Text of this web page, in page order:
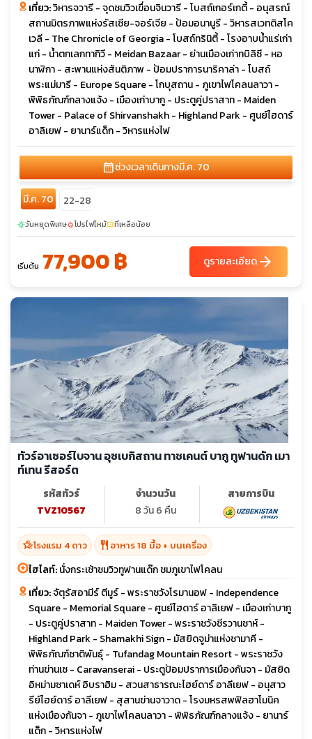
เที่ยว:วิหารจวารี - จุดชมวิวเขื่อนจินวารี - โบสถ์เกอร์เกตี้ - อนุสรณ์
สถานมิตรภาพแห่งรัสเซีย-จอร์เจีย - ป้อมอนานูรี - วิหารสเวทติสโค
เวลี - The Chronicle of Georgia - โบสถ์ทรินิตี้ - โรงอาบน้ำแร่เก่า
แก่ - น้ำตกเลกทากิวี - Meidan Bazaar - ย่านเมืองเก่าทบิลิซี - หอ
นาฬิกา - สะพานแห่งสันติภาพ - ป้อมปราการนาริคาล่า - โบสถ์
พระแม่มารี - Europe Square - โกบุสถาน - ภูเขาไฟโคลนลาวา -
พิพิธภัณฑ์กลางแจ้ง - เมืองเก่าบากู - ประตูคู่ปราสาท - Maiden
Tower - Palace of Shirvanshakh - Highland Park - ศูนย์ไฮดาร์
อาลิเยฟ - ยานาร์แด็ก - วิหารแห่งไฟ
calendar_monthช่วงเวลาเดินทางมี.ค. 70
มี.ค. 70 22-28
sunnyวันหยุดพิเศษlocal_fire_departmentโปรไฟไหม้confirmation_numberที่เหลือน้อย
เริ่มต้น 77,900 ฿ ดูรายละเอียดarrow_forward
ทัวร์อาเซอร์ไบจาน อุซเบกิสถาน ทาชเคนต์ บากู ทูฟานดัก เมา
ท์เทน รีสอร์ต
รหัสทัวร์
TVZ10567
จำนวนวัน
8 วัน 6 คืน
สายการบิน
hotel_classโรงแรม 4 ดาว restaurant อาหาร 18 มื้อ + บนเครื่อง
ไฮไลท์:นั่งกระเช้าชมวิวทูฟานแด๊ก ชมภูเขาไฟโคลน
เที่ยว:จัตุรัสอามีร์ ตีมูร์ - พระราชวังโรมานอฟ - Independence
Square - Memorial Square - ศูนย์ไฮดาร์ อาลิเยฟ - เมืองเก่าบากู
- ประตูคู่ปราสาท - Maiden Tower - พระราชวังชีรวานชาห์ -
Highland Park - Shamakhi Sign - มัสยิดจูม่าแห่งชามาคี -
พิพิธภัณฑ์ชาติพันธุ์ - Tufandag Mountain Resort - พระราชวัง
ท่านข่านเซ - Caravanserai - ประตูป้อมปราการเมืองกันจา - มัสยิด
อิหม่ามซาเดห์ อิบราฮิม - สวนสาธารณะไฮย์ดาร์ อาลีเยฟ - อนุสาว
รีย์ไฮย์ดาร์ อาลีเยฟ - สุสานข่านจาวาด - โรงมหรสพฟิลฮาโมนิค
แห่งเมืองกันจา - ภูเขาไฟโคลนลาวา - พิพิธภัณฑ์กลางแจ้ง - ยานาร์
แด็ก - วิหารแห่งไฟ